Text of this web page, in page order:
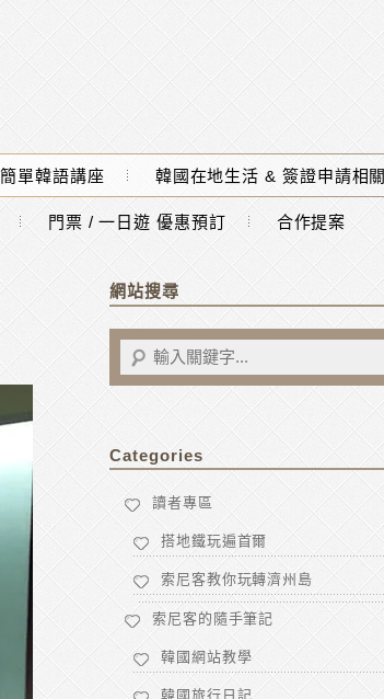
單韓語講座 韓國在地生活 & 簽證申請相關
門票 / 一日遊 優惠預訂 合作提案
網站搜尋
Categories
讀者專區
搭地鐵玩遍首爾
索尼客教你玩轉濟州島
索尼客的隨手筆記
韓國網站教學
韓國旅行日記